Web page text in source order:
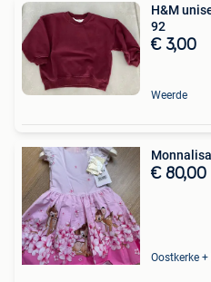
H&M
92
€ 3,00
Weerde
€ 80,00
Oostkerke +